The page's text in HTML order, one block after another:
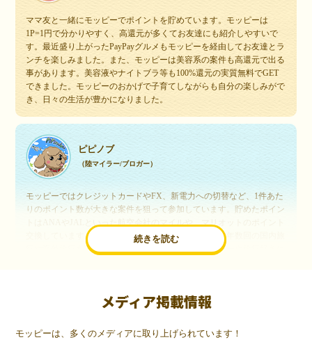
ママ友と一緒にモッピーでポイントを貯めています。モッピーは
1P=1円で分かりやすく、高還元が多くてお友達にも紹介しやすいで
す。最近盛り上がったPayPayグルメもモッピーを経由してお友達とラ
ンチを楽しみました。また、モッピーは美容系の案件も高還元で出る
事があります。美容液やナイトブラ等も100%還元の実質無料でGET
できました。モッピーのおかげで子育てしながらも自分の楽しみがで
き、日々の生活が豊かになりました。
続きを読む
ピピノブ
（陸マイラー/ブロガー）
モッピーではクレジットカードやFX、新電力への切替など、1件あた
りのポイント数が大きな案件を狙って参加しています。貯めたポイン
交換しています。このようにすることで、ほぼ無料で年数回の国内旅
行や海外旅行を実現しています。モッピーは陸マイラーや旅行好きに
いつものネットショッピングが、モッピーでお得
（20代・女性）
メディア掲載情報
モッピーは、多くのメディアに取り上げられています！